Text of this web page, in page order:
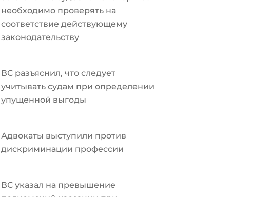
необходимо проверять на
соответствие действующему
законодательству
ВС разъяснил, что следует
учитывать судам при определении
упущенной выгоды
Адвокаты выступили против
дискриминации профессии
ВС указал на превышение